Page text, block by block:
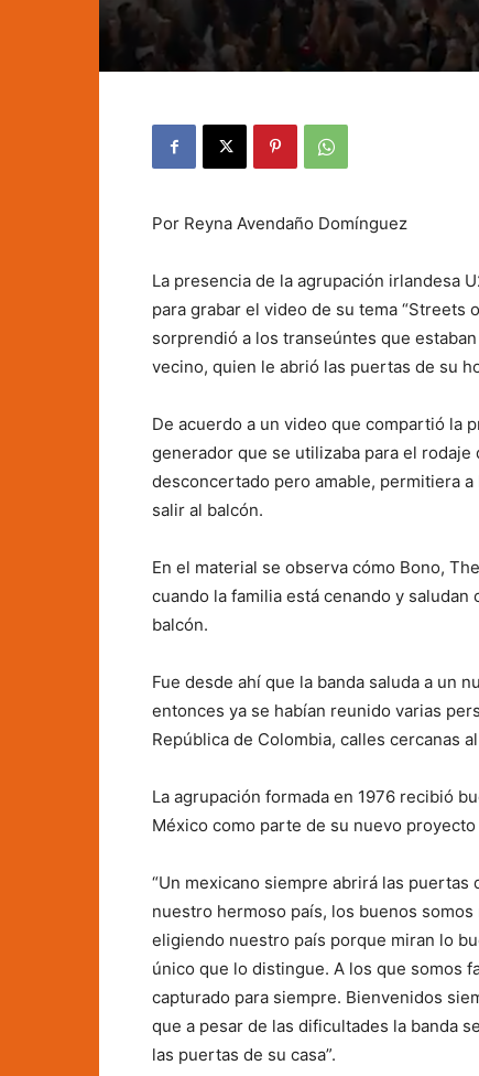
Por Reyna Avendaño Domínguez
La presencia de la agrupación irlandesa
para grabar el video de su tema “Streets
sorprendió a los transeúntes que
vecino, quien le abrió las puertas de su
De acuerdo a un video que compartió la
generador que se utilizaba para el
desconcertado pero amable, permitiera
salir al balcón.
En el material se observa cómo Bono,
cuando la familia está cenando y saludan
balcón.
Fue desde ahí que la banda saluda a un
entonces ya se habían reunido varias
República de Colombia, calles cercanas
La agrupación formada en 1976 recibió
México como parte de su nuevo proyecto
“Un mexicano siempre abrirá las puertas
nuestro hermoso país, los buenos somos
eligiendo nuestro país porque miran lo
único que lo distingue. A los que somos
capturado para siempre. Bienvenidos
que a pesar de las dificultades la banda
las puertas de su casa”.